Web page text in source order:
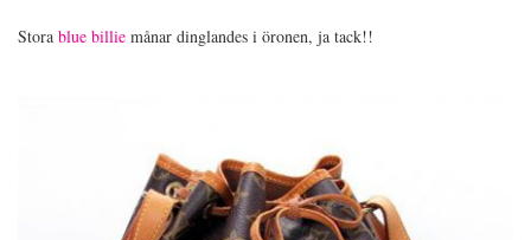
Stora blue billie månar dinglandes i öronen, ja tack!!